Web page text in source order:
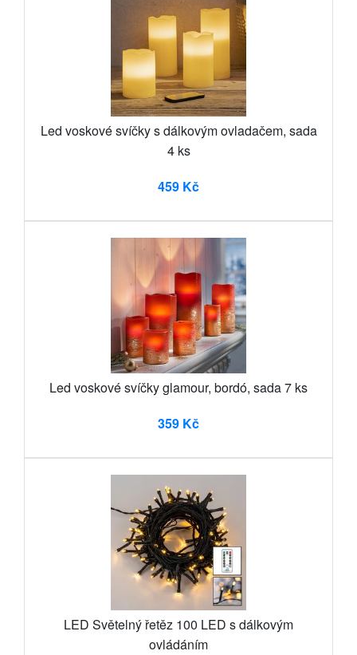
Led voskové svíčky s dálkovým ovladačem, sada
4 ks
459 Kč
Led voskové svíčky glamour, bordó, sada 7 ks
359 Kč
LED Světelný řetěz 100 LED s dálkovým
ovládáním